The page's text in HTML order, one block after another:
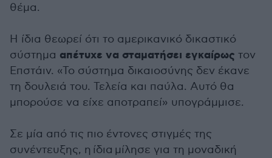
θέμα.
Η ίδια θεωρεί ότι το αμερικανικό δικαστικό
σύστημα απέτυχε να σταματήσει εγκαίρως τον
Επστάιν. «Το σύστημα δικαιοσύνης δεν έκανε
τη δουλειά του. Τελεία και παύλα. Αυτό θα
μπορούσε να είχε αποτραπεί» υπογράμμισε.
Σε μία από τις πιο έντονες στιγμές της
συνέντευξης, η ίδια μίλησε για τη μοναδική